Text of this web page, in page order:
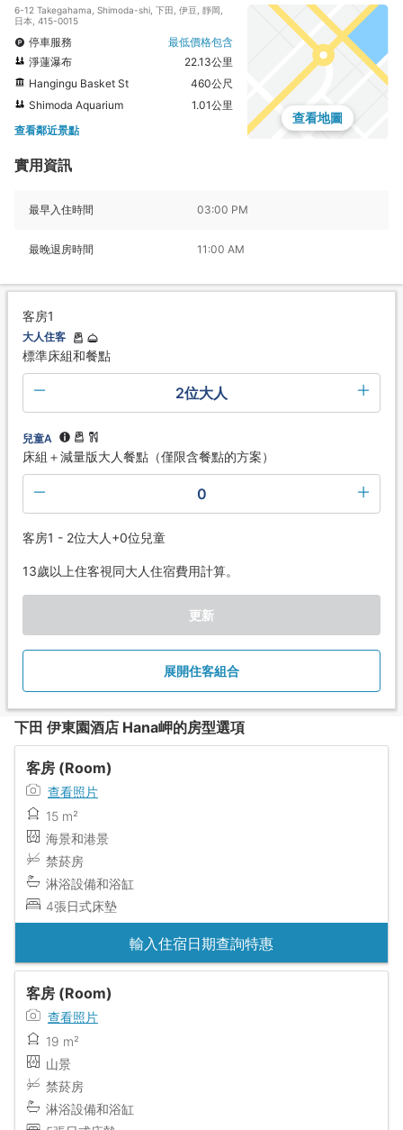
6-12 Takegahama, Shimoda-shi, 下田, 伊豆, 靜岡,
日本, 415-0015
停車服務
最低價格包含
淨蓮瀑布
22.13公里
Hangingu Basket St
460公尺
Shimoda Aquarium
1.01公里
查看鄰近景點
查看地圖
實用資訊
最早入住時間 03:00 PM
最晚退房時間 11:00 AM
客房1
大人住客
標準床組和餐點
2位大人
兒童A
床組＋減量版大人餐點（僅限含餐點的方案）
0
客房1 - 2位大人+0位兒童
13歲以上住客視同大人住宿費用計算。
更新
展開住客組合
下田 伊東園酒店 Hana岬的房型選項
客房 (Room)
查看照片
15 m²
海景和港景
禁菸房
淋浴設備和浴缸
4張日式床墊
輸入住宿日期查詢特惠
客房 (Room)
查看照片
19 m²
山景
禁菸房
淋浴設備和浴缸